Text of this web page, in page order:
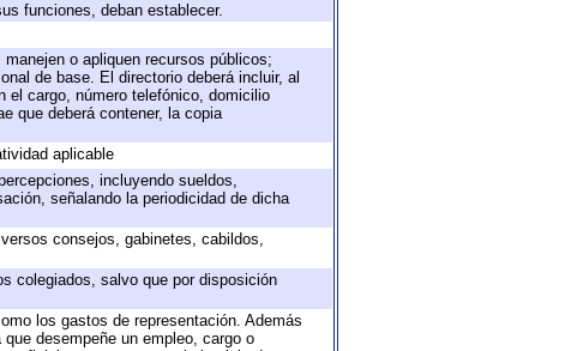
funciones, deban establecer.
o apliquen recursos públicos;
de base. El directorio deberá incluir, al
el cargo, número telefónico, domicilio
que deberá contener, la copia
aplicable
incluyendo sueldos,
señalando la periodicidad de dicha
consejos, gabinetes, cabildos,
colegiados, salvo que por disposición
los gastos de representación. Además
desempeñe un empleo, cargo o